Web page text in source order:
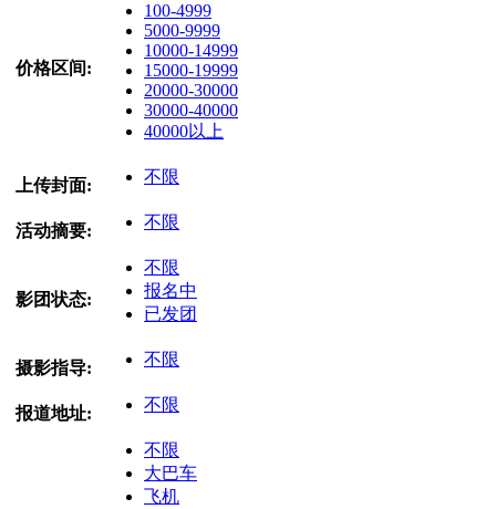
价格区间:
100-4999
5000-9999
10000-14999
15000-19999
20000-30000
30000-40000
40000以上
上传封面: 不限
活动摘要: 不限
影团状态:
不限
报名中
已发团
摄影指导: 不限
报道地址: 不限
不限
大巴车
飞机